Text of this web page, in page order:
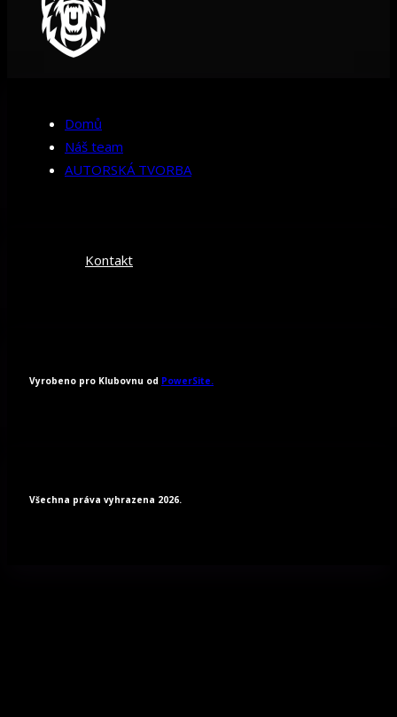
Domů
Náš team
AUTORSKÁ TVORBA
Kontakt
Vyrobeno pro Klubovnu od PowerSite.
Všechna práva vyhrazena 2026.